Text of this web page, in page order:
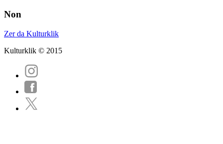
Non
Zer da Kulturklik
Kulturklik © 2015